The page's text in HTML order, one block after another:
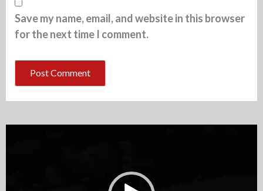
Save my name, email, and website in this browser
for the next time I comment.